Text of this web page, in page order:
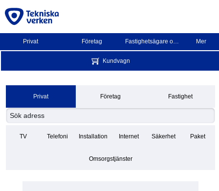
Privat Företag Fastighetsägare och BRF Mer
Kundvagn
Privat Företag Fastighet
TV Telefoni Installation Internet Säkerhet Paket
Omsorgstjänster